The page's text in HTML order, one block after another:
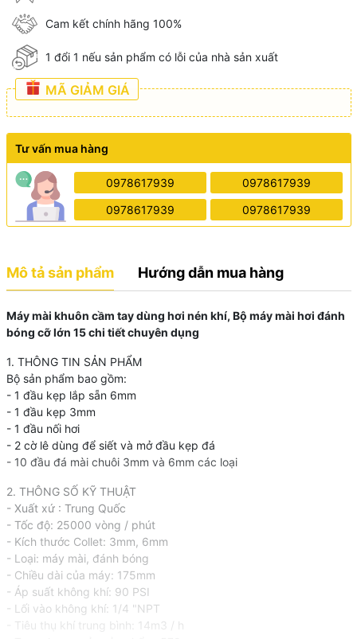
Cam kết chính hãng 100%
1 đổi 1 nếu sản phẩm có lỗi của nhà sản xuất
MÃ GIẢM GIÁ
Tư vấn mua hàng
0978617939 0978617939
0978617939 0978617939
Mô tả sản phẩm Hướng dẫn mua hàng
Máy mài khuôn cầm tay dùng hơi nén khí, Bộ máy mài hơi đánh
bóng cỡ lớn 15 chi tiết chuyên dụng
1. THÔNG TIN SẢN PHẨM
Bộ sản phẩm bao gồm:
- 1 đầu kẹp lắp sẵn 6mm
- 1 đầu kẹp 3mm
- 1 đầu nối hơi
- 2 cờ lê dùng để siết và mở đầu kẹp đá
- 10 đầu đá mài chuôi 3mm và 6mm các loại
2. THÔNG SỐ KỸ THUẬT
- Xuất xứ : Trung Quốc
- Tốc độ: 25000 vòng / phút
- Kích thước Collet: 3mm, 6mm
- Loại: máy mài, đánh bóng
- Chiều dài của máy: 175mm
- Áp suất không khí: 90 PSI
- Lối vào không khí: 1/4 "NPT
- Tiêu thụ khí trung bình: 14m3 / h